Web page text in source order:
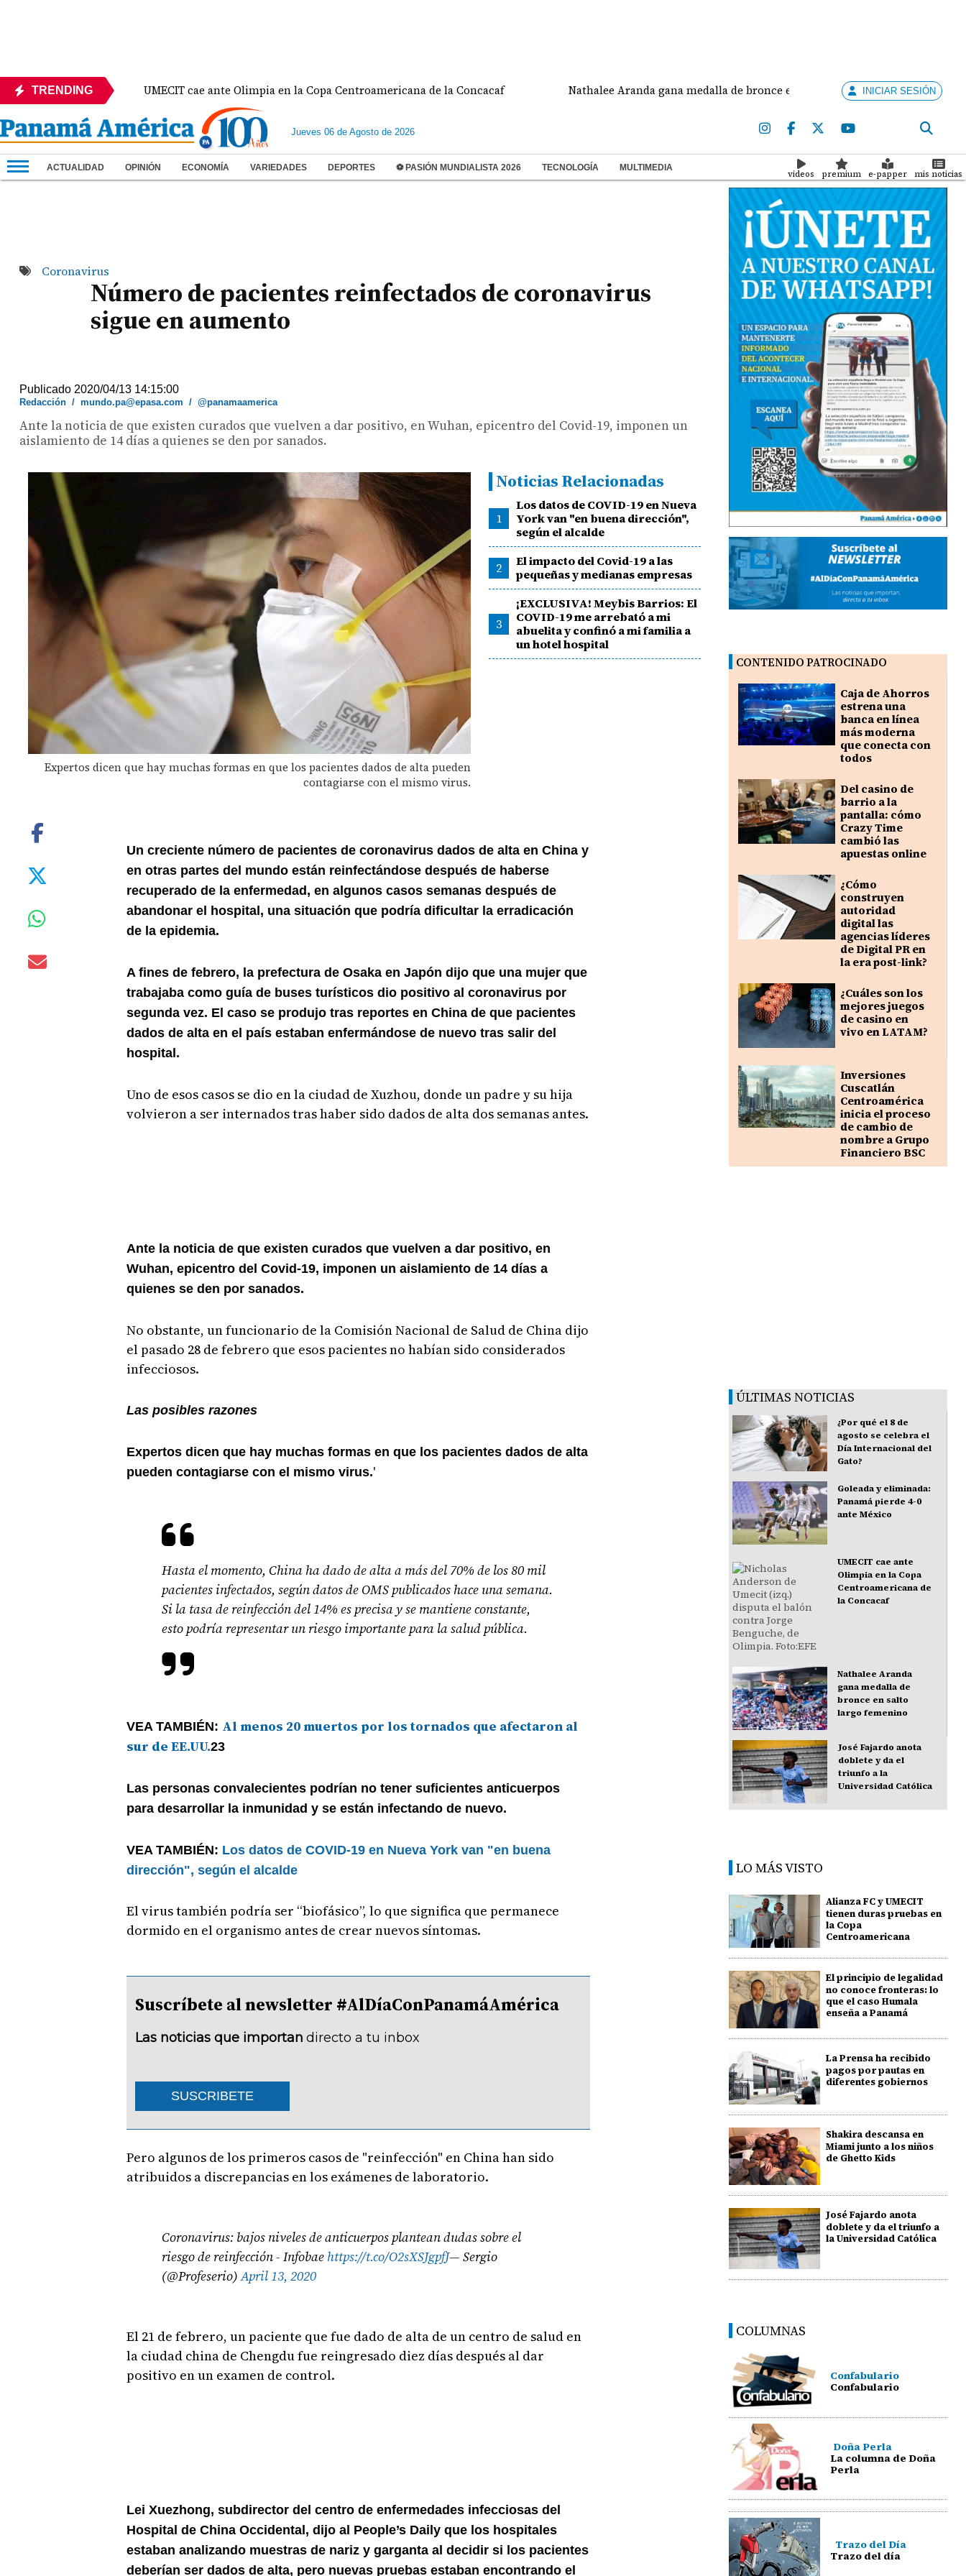
TRENDING UMECIT cae ante Olimpia en la Copa Centroamericana de la Concacaf Nathalee Aranda gana medalla de bronce en salto largo femenino José
INICIAR SESIÓN
Jueves 06 de Agosto de 2026
ACTUALIDAD OPINIÓN ECONOMÍA VARIEDADES DEPORTES ⚽ PASIÓN MUNDIALISTA 2026 TECNOLOGÍA MULTIMEDIA
videos premium e-papper mis noticias
Coronavirus
Número de pacientes reinfectados de coronavirus
sigue en aumento
Publicado 2020/04/13 14:15:00
Redacción /mundo.pa@epasa.com /@panamaamerica
Ante la noticia de que existen curados que vuelven a dar positivo, en Wuhan, epicentro del Covid-19, imponen un
aislamiento de 14 días a quienes se den por sanados.
Expertos dicen que hay muchas formas en que los pacientes dados de alta pueden
contagiarse con el mismo virus.
Noticias Relacionadas
1
Los datos de COVID-19 en Nueva
York van "en buena dirección",
según el alcalde
2
El impacto del Covid-19 a las
pequeñas y medianas empresas
3
¡EXCLUSIVA! Meybis Barrios: El
COVID-19 me arrebató a mi
abuelita y confinó a mi familia a
un hotel hospital
Un creciente número de pacientes de coronavirus dados de alta en China y
en otras partes del mundo están reinfectándose después de haberse
recuperado de la enfermedad, en algunos casos semanas después de
abandonar el hospital, una situación que podría dificultar la erradicación
de la epidemia.
A fines de febrero, la prefectura de Osaka en Japón dijo que una mujer que
trabajaba como guía de buses turísticos dio positivo al coronavirus por
segunda vez. El caso se produjo tras reportes en China de que pacientes
dados de alta en el país estaban enfermándose de nuevo tras salir del
hospital.
Uno de esos casos se dio en la ciudad de Xuzhou, donde un padre y su hija
volvieron a ser internados tras haber sido dados de alta dos semanas antes.
Ante la noticia de que existen curados que vuelven a dar positivo, en
Wuhan, epicentro del Covid-19, imponen un aislamiento de 14 días a
quienes se den por sanados.
No obstante, un funcionario de la Comisión Nacional de Salud de China dijo
el pasado 28 de febrero que esos pacientes no habían sido considerados
infecciosos.
Las posibles razones
Expertos dicen que hay muchas formas en que los pacientes dados de alta
pueden contagiarse con el mismo virus.'
Hasta el momento, China ha dado de alta a más del 70% de los 80 mil
pacientes infectados, según datos de OMS publicados hace una semana.
Si la tasa de reinfección del 14% es precisa y se mantiene constante,
esto podría representar un riesgo importante para la salud pública.
VEA TAMBIÉN: Al menos 20 muertos por los tornados que afectaron al
sur de EE.UU.23
Las personas convalecientes podrían no tener suficientes anticuerpos
para desarrollar la inmunidad y se están infectando de nuevo.
VEA TAMBIÉN: Los datos de COVID-19 en Nueva York van "en buena
dirección", según el alcalde
El virus también podría ser “biofásico”, lo que significa que permanece
dormido en el organismo antes de crear nuevos síntomas.
Suscríbete al newsletter #AlDíaConPanamáAmérica
Las noticias que importan directo a tu inbox
SUSCRIBETE
Pero algunos de los primeros casos de "reinfección" en China han sido
atribuidos a discrepancias en los exámenes de laboratorio.
Coronavirus: bajos niveles de anticuerpos plantean dudas sobre el
riesgo de reinfección - Infobae https://t.co/O2sXSJgpfJ— Sergio
(@Profeserio)April 13, 2020
El 21 de febrero, un paciente que fue dado de alta de un centro de salud en
la ciudad china de Chengdu fue reingresado diez días después al dar
positivo en un examen de control.
Lei Xuezhong, subdirector del centro de enfermedades infecciosas del
Hospital de China Occidental, dijo al People’s Daily que los hospitales
estaban analizando muestras de nariz y garganta al decidir si los pacientes
deberían ser dados de alta, pero nuevas pruebas estaban encontrando el
CONTENIDO PATROCINADO
Caja de Ahorros
estrena una
banca en línea
más moderna
que conecta con
todos
Del casino de
barrio a la
pantalla: cómo
Crazy Time
cambió las
apuestas online
¿Cómo
construyen
autoridad
digital las
agencias líderes
de Digital PR en
la era post-link?
¿Cuáles son los
mejores juegos
de casino en
vivo en LATAM?
Inversiones
Cuscatlán
Centroamérica
inicia el proceso
de cambio de
nombre a Grupo
Financiero BSC
ÚLTIMAS NOTICIAS
¿Por qué el 8 de
agosto se celebra el
Día Internacional del
Gato?
Goleada y eliminada:
Panamá pierde 4-0
ante México
UMECIT cae ante
Olimpia en la Copa
Centroamericana de
la Concacaf
Nathalee Aranda
gana medalla de
bronce en salto
largo femenino
José Fajardo anota
doblete y da el
triunfo a la
Universidad Católica
LO MÁS VISTO
Alianza FC y UMECIT
tienen duras pruebas en
la Copa
Centroamericana
El principio de legalidad
no conoce fronteras: lo
que el caso Humala
enseña a Panamá
La Prensa ha recibido
pagos por pautas en
diferentes gobiernos
Shakira descansa en
Miami junto a los niños
de Ghetto Kids
José Fajardo anota
doblete y da el triunfo a
la Universidad Católica
COLUMNAS
Confabulario
Confabulario
Doña Perla
La columna de Doña
Perla
Trazo del Día
Trazo del día